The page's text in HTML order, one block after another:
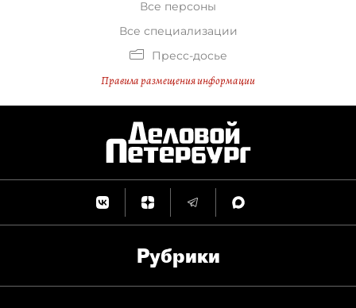
Все персоны
Все специализации
Пресс-досье
Правила размещения информации
Рубрики